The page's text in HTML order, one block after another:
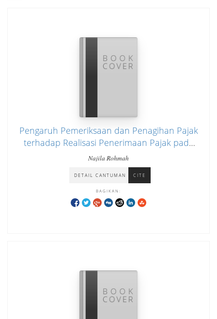
Pengaruh Pemeriksaan dan Penagihan Pajak
terhadap Realisasi Penerimaan Pajak pada
suku badan pendapatan Daerah Kota
Administrasi Jakarta Utara dan Kabupaten
Kepulauan Seribu
Najila Rohmah
DETAIL CANTUMAN CITE
BAGIKAN: